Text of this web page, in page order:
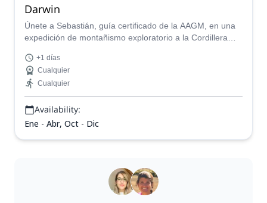
Darwin
Únete a Sebastián, guía certificado de la AAGM, en una
expedición de montañismo exploratorio a la Cordillera
chilena.
+1 días
Cualquier
Cualquier
Availability:
Ene - Abr, Oct - Dic